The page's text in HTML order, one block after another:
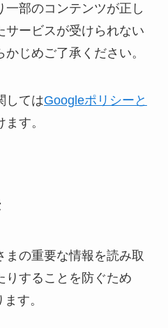
一部のコンテンツが正し
サービスが受けられない
じめご了承ください。
してはGoogleポリシーと
す。
まの重要な情報を読み取
りすることを防ぐため
す。